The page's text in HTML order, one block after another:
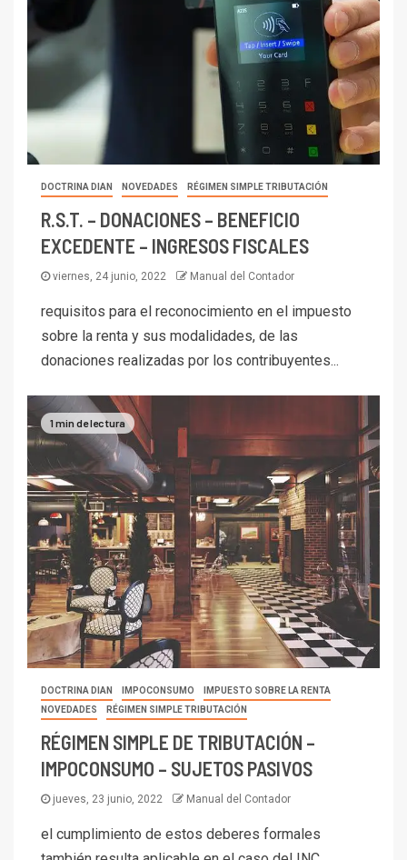
DOCTRINA DIAN NOVEDADES RÉGIMEN SIMPLE TRIBUTACIÓN
R.S.T. – DONACIONES – BENEFICIO
EXCEDENTE – INGRESOS FISCALES
viernes, 24 junio, 2022 Manual del Contador
requisitos para el reconocimiento en el impuesto
sobre la renta y sus modalidades, de las
donaciones realizadas por los contribuyentes...
1 min de lectura
DOCTRINA DIAN IMPOCONSUMO
IMPUESTO SOBRE LA RENTA
NOVEDADES
RÉGIMEN SIMPLE TRIBUTACIÓN
RÉGIMEN SIMPLE DE TRIBUTACIÓN –
IMPOCONSUMO – SUJETOS PASIVOS
jueves, 23 junio, 2022 Manual del Contador
el cumplimiento de estos deberes formales